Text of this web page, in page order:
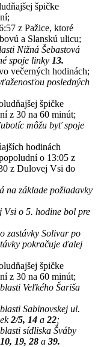
špičke
z Pažice, ktoré
a Slanskú ulicu;
Nižná Šebastová
spoje linky 13.
večerných hodinách;
posledných
špičke
z 30 na 60 minút;
môžu byť spoje
hodinách
o 13:05 z
z Dulovej Vsi do
na základe požiadavky
o 5. hodine bol pre
zastávky Solivar po
pokračuje ďalej
špičke
z 30 na 60 minút;
Veľkého Šariša
Sabinovskej ul.
2/5, 14 a 22;
sídliska Šváby
10, 19, 28 a 39.